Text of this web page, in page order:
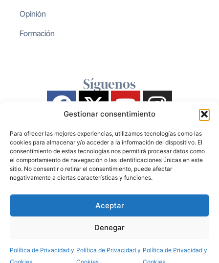
Gestionar consentimiento
Para ofrecer las mejores experiencias, utilizamos tecnologías como las
cookies para almacenar y/o acceder a la información del dispositivo. El
consentimiento de estas tecnologías nos permitirá procesar datos como
el comportamiento de navegación o las identificaciones únicas en este
sitio. No consentir o retirar el consentimiento, puede afectar
negativamente a ciertas características y funciones.
Aceptar
Denegar
Política de Privacidad y Política de Privacidad y Política de Privacidad y
Opinión
Formación
Síguenos